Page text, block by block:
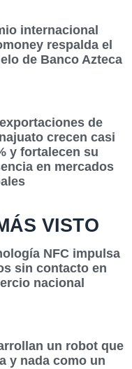
internacional
respalda el
de Banco Azteca
de
crecen casi
y fortalecen su
en mercados
VISTO
NFC impulsa
sin contacto en
nacional
un robot que
y nada como un